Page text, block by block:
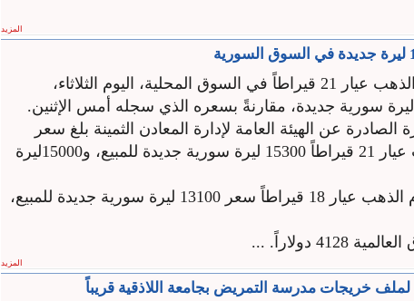
المزيد
ارتفع سعر الذهب عيار 21 قيراطاً في السوق المحلية، اليوم الثلاثاء،
عن الهيئة العامة لإدارة المعادن الثمينة بلغ ‏سعر
غرام الذهب عيار 21 قيراطاً ‌‏‌‏15300 ليرة سورية جديدة للمبيع، و15000ليرة
وسجل غرام الذهب عيار 18 قيراطاً سعر 13100 ليرة سورية جديدة للمبيع،
دولاراً. ...
المزيد
خريجات مدرسة التمريض ‏بجامعة اللاذقية قريباً